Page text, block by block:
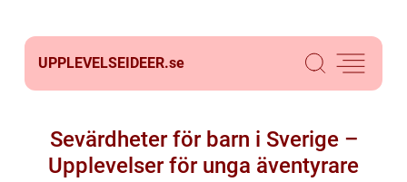
UPPLEVELSEIDEER.se
Sevärdheter för barn i Sverige –
Upplevelser för unga äventyrare